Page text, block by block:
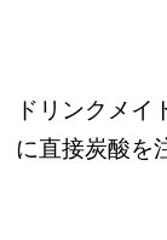
ドリンクメ
に直接炭酸を